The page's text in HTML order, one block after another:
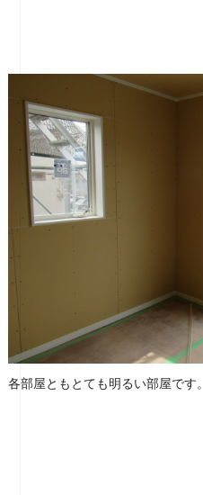
各部屋ともとても明るい部屋です。